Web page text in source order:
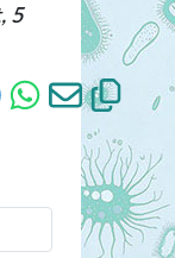
5